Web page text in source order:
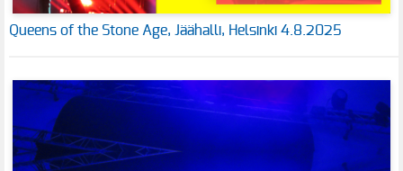
Queens of the Stone Age, Jäähalli, Helsinki 4.8.2025